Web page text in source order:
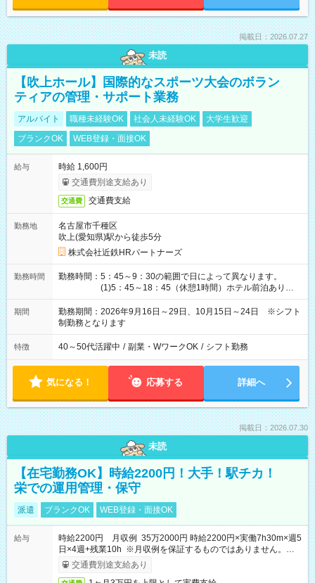
掲載日：2026.07.27
未読
【吹上ホール】国際的なスポーツ大会のボラン
ティアの管理・サポート業務
アルバイト 職種未経験OK 社会人未経験OK
大学生歓迎
ブランクOK
WEB登録・面接OK
給与
時給 1,600円
交通費別途支給あり
交通費 交通費支給
勤務地
名古屋市千種区
吹上(愛知県)駅から徒歩5分
株式会社近鉄HRパートナーズ
勤務時間
勤務時間：5：45～9：30の範囲で日によって異なります。
(1)5：45～18：45（休憩1時間）ホテル前泊あり！
(2)6：00～19：00（休憩1時間）ホテル前泊あり！
(3)6：45～19：45（休憩1時間） (4)7：
30～20：30（休憩1時間） (5)8：30～18：00（休憩
1時間） (6)9：30～21：30（休憩1時間）
期間
勤務期間：2026年9月16日～29日、10月15日～24日 ※シフト
制勤務となります
特徴 40～50代活躍中 / 副業・WワークOK / シフト勤務
気になる！ 応募する 詳細へ
掲載日：2026.07.30
未読
【在宅勤務OK】時給2200円！大手！駅チカ！
栄での運用管理・保守
派遣 ブランクOK WEB登録・面接OK
給与
時給2200円 月収例 35万2000円 時給2200円×実働7h30m×週5
日×4週+残業10h ※月収例を保証するものではありません。※給
与即受取りサービス利用可（利用条件有）
交通費別途支給あり